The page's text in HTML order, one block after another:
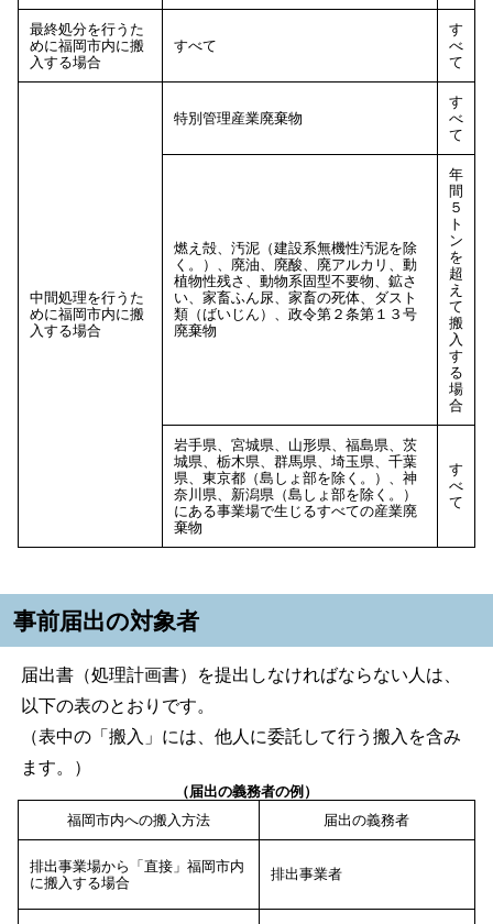
最終処分を行うた
めに福岡市内に搬
入する場合
すべて
す
べ
て
中間処理を行うた
めに福岡市内に搬
入する場合
特別管理産業廃棄物
す
べ
て
燃え殻、汚泥（建設系無機性汚泥を除
く。）、廃油、廃酸、廃アルカリ、動
植物性残さ、動物系固型不要物、鉱さ
い、家畜ふん尿、家畜の死体、ダスト
類（ばいじん）、政令第２条第１３号
廃棄物
年
間
５
ト
ン
を
超
え
て
搬
入
す
る
場
合
岩手県、宮城県、山形県、福島県、茨
城県、栃木県、群馬県、埼玉県、千葉
県、東京都（島しょ部を除く。）、神
奈川県、新潟県（島しょ部を除く。）
にある事業場で生じるすべての産業廃
棄物
す
べ
て
事前届出の対象者
届出書（処理計画書）を提出しなければならない人は、
以下の表のとおりです。
（表中の「搬入」には、他人に委託して行う搬入を含み
ます。）
（届出の義務者の例）
福岡市内への搬入方法
届出の義務者
排出事業場から「直接」福岡市内
に搬入する場合
排出事業者